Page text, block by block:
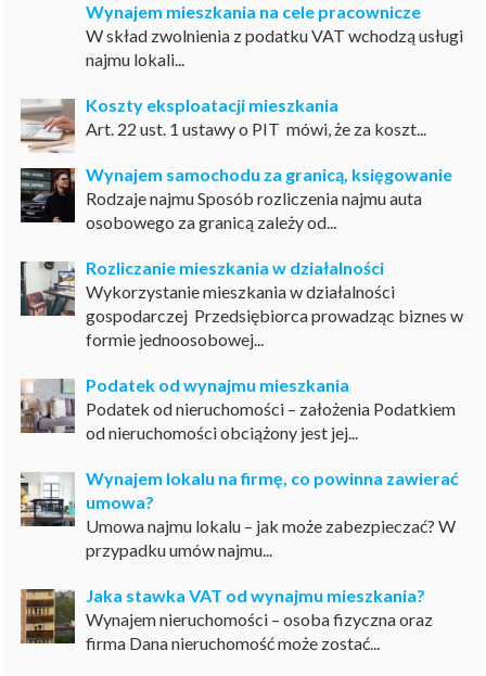
Wynajem mieszkania na cele pracownicze
W skład zwolnienia z podatku VAT wchodzą usługi
najmu lokali...
Koszty eksploatacji mieszkania
Art. 22 ust. 1 ustawy o PIT mówi, że za koszt...
Wynajem samochodu za granicą, księgowanie
Rodzaje najmu Sposób rozliczenia najmu auta
osobowego za granicą zależy od...
Rozliczanie mieszkania w działalności
Wykorzystanie mieszkania w działalności
gospodarczej Przedsiębiorca prowadząc biznes w
formie jednoosobowej...
Podatek od wynajmu mieszkania
Podatek od nieruchomości – założenia Podatkiem
od nieruchomości obciążony jest jej...
Wynajem lokalu na firmę, co powinna zawierać
umowa?
Umowa najmu lokalu – jak może zabezpieczać? W
przypadku umów najmu...
Jaka stawka VAT od wynajmu mieszkania?
Wynajem nieruchomości – osoba fizyczna oraz
firma Dana nieruchomość może zostać...